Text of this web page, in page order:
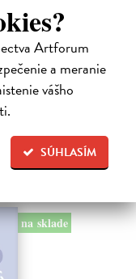
Artforum
a meranie
vášho
SÚHLASÍM
V mozku každého z
naše vědomé
na sklade